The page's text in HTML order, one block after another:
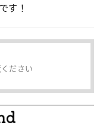
す！
ださい